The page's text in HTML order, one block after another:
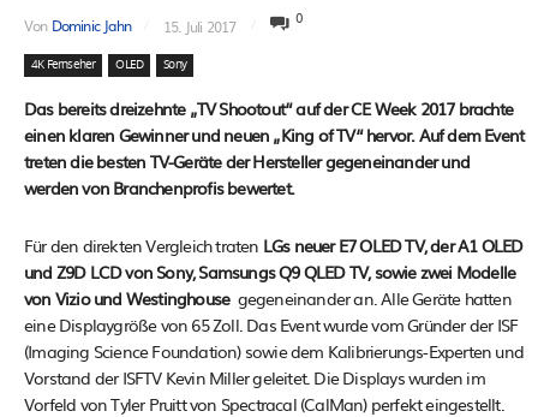
Von Dominic Jahn 15. Juli 2017 0
4K Fernseher OLED Sony
Das bereits dreizehnte „TV Shootout“ auf der CE Week 2017 brachte
einen klaren Gewinner und neuen „King of TV“ hervor. Auf dem Event
treten die besten TV-Geräte der Hersteller gegeneinander und
werden von Branchenprofis bewertet.
Für den direkten Vergleich traten LGs neuer E7 OLED TV, der A1 OLED
und Z9D LCD von Sony, Samsungs Q9 QLED TV, sowie zwei Modelle
von Vizio und Westinghousegegeneinander an. Alle Geräte hatten
eine Displaygröße von 65 Zoll. Das Event wurde vom Gründer der ISF
(Imaging Science Foundation) sowie dem Kalibrierungs-Experten und
Vorstand der ISFTV Kevin Miller geleitet. Die Displays wurden im
Vorfeld von Tyler Pruitt von Spectracal (CalMan) perfekt eingestellt.